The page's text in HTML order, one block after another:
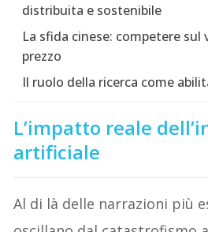
distribuita e sostenibile
La sfida cinese: competere sul
prezzo
Il ruolo della ricerca come
L’impatto reale
artificiale
Al di là delle narrazioni più